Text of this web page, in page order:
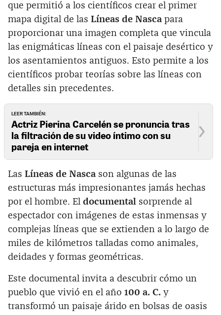
que permitió a los científicos crear el primer
mapa digital de las Líneas de Nasca para
proporcionar una imagen completa que vincula
las enigmáticas líneas con el paisaje desértico y
los asentamientos antiguos. Esto permite a los
científicos probar teorías sobre las líneas con
detalles sin precedentes.
LEER TAMBIÉN:
Actriz Pierina Carcelén se pronuncia tras
la filtración de su video íntimo con su
pareja en internet
Las Líneas de Nasca son algunas de las
estructuras más impresionantes jamás hechas
por el hombre. El documental sorprende al
espectador con imágenes de estas inmensas y
complejas líneas que se extienden a lo largo de
miles de kilómetros talladas como animales,
deidades y formas geométricas.
Este documental invita a descubrir cómo un
pueblo que vivió en el año 100 a. C. y
transformó un paisaje árido en bolsas de oasis